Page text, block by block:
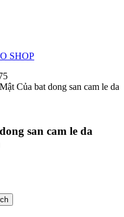
SHOP
Của bat dong san cam le da
san cam le da